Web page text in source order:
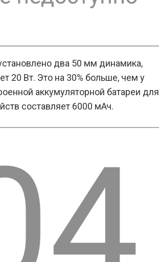
два 50 мм динамика,
20 Вт. Это на 30% больше, чем у
аккумуляторной батареи для
составляет 6000 мАч.